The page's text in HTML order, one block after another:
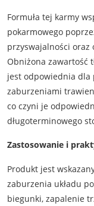
Formuła tej karmy
pokarmowego
przyswajalności oraz
Obniżona zawartość
jest odpowiednia dla
zaburzeniami
co czyni je
długoterminowego
Zastosowanie i
Produkt jest
zaburzenia układu
biegunki, zapalenie